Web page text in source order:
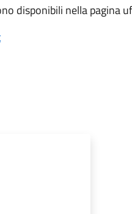
disponibili nella pagina